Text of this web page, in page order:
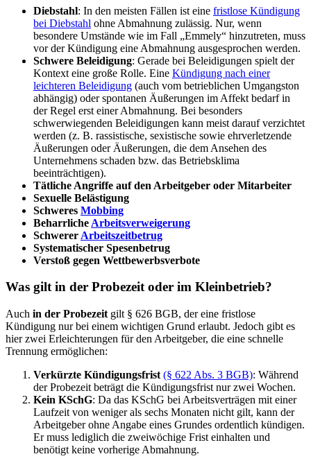
Diebstahl: In den meisten Fällen ist eine fristlose Kündigung
bei Diebstahl ohne Abmahnung zulässig. Nur, wenn
besondere Umstände wie im Fall „Emmely“ hinzutreten, muss
vor der Kündigung eine Abmahnung ausgesprochen werden.
Schwere Beleidigung: Gerade bei Beleidigungen spielt der
Kontext eine große Rolle. Eine Kündigung nach einer
leichteren Beleidigung (auch vom betrieblichen Umgangston
abhängig) oder spontanen Äußerungen im Affekt bedarf in
der Regel erst einer Abmahnung. Bei besonders
schwerwiegenden Beleidigungen kann meist darauf verzichtet
werden (z. B. rassistische, sexistische sowie ehrverletzende
Äußerungen oder Äußerungen, die dem Ansehen des
Unternehmens schaden bzw. das Betriebsklima
beeinträchtigen).
Tätliche Angriffe auf den Arbeitgeber oder Mitarbeiter
Sexuelle Belästigung
Schweres Mobbing
Beharrliche Arbeitsverweigerung
Schwerer Arbeitszeitbetrug
Systematischer Spesenbetrug
Verstoß gegen Wettbewerbsverbote
Was gilt in der Probezeit oder im Kleinbetrieb?
Auch in der Probezeit gilt § 626 BGB, der eine fristlose
Kündigung nur bei einem wichtigen Grund erlaubt. Jedoch gibt es
hier zwei Erleichterungen für den Arbeitgeber, die eine schnelle
Trennung ermöglichen:
Verkürzte Kündigungsfrist (§ 622 Abs. 3 BGB): Während
der Probezeit beträgt die Kündigungsfrist nur zwei Wochen.
Kein KSchG: Da das KSchG bei Arbeitsverträgen mit einer
Laufzeit von weniger als sechs Monaten nicht gilt, kann der
Arbeitgeber ohne Angabe eines Grundes ordentlich kündigen.
Er muss lediglich die zweiwöchige Frist einhalten und
benötigt keine vorherige Abmahnung.